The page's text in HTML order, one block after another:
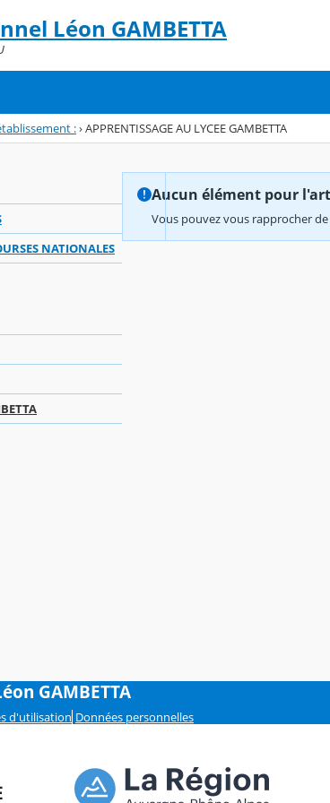
Léon GAMBETTA
:›APPRENTISSAGE AU LYCEE GAMBETTA
NATIONALES
Aucun élément pour
Vous pouvez vous rapprocher
GAMBETTA
d'utilisation Données personnelles